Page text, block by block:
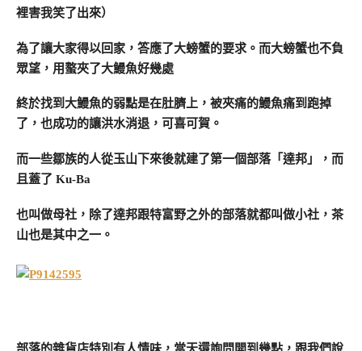
裡害我笑了出來）
為了讓大家得以回家，答應了大螃蟹的要求。而大螃蟹也不負
眾望，用螯夾了大鰻魚好幾處
終於找到大鰻魚的弱點是在肚臍上，被夾痛的鰻魚痛到跑掉
了，也成功的讓洪水消退，可喜可賀。
而一些鄒族的人從玉山下來後就建了第一個部落「達邦」，而
且蓋了 Ku-Ba
也叫做母社，除了達邦跟特富野之外的部落就都叫做小社，茶
山也是其中之一。